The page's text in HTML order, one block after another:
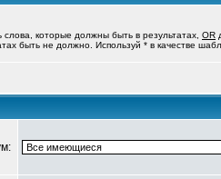
слова, которые должны быть в результатах, OR
быть не должно. Используй * в качестве